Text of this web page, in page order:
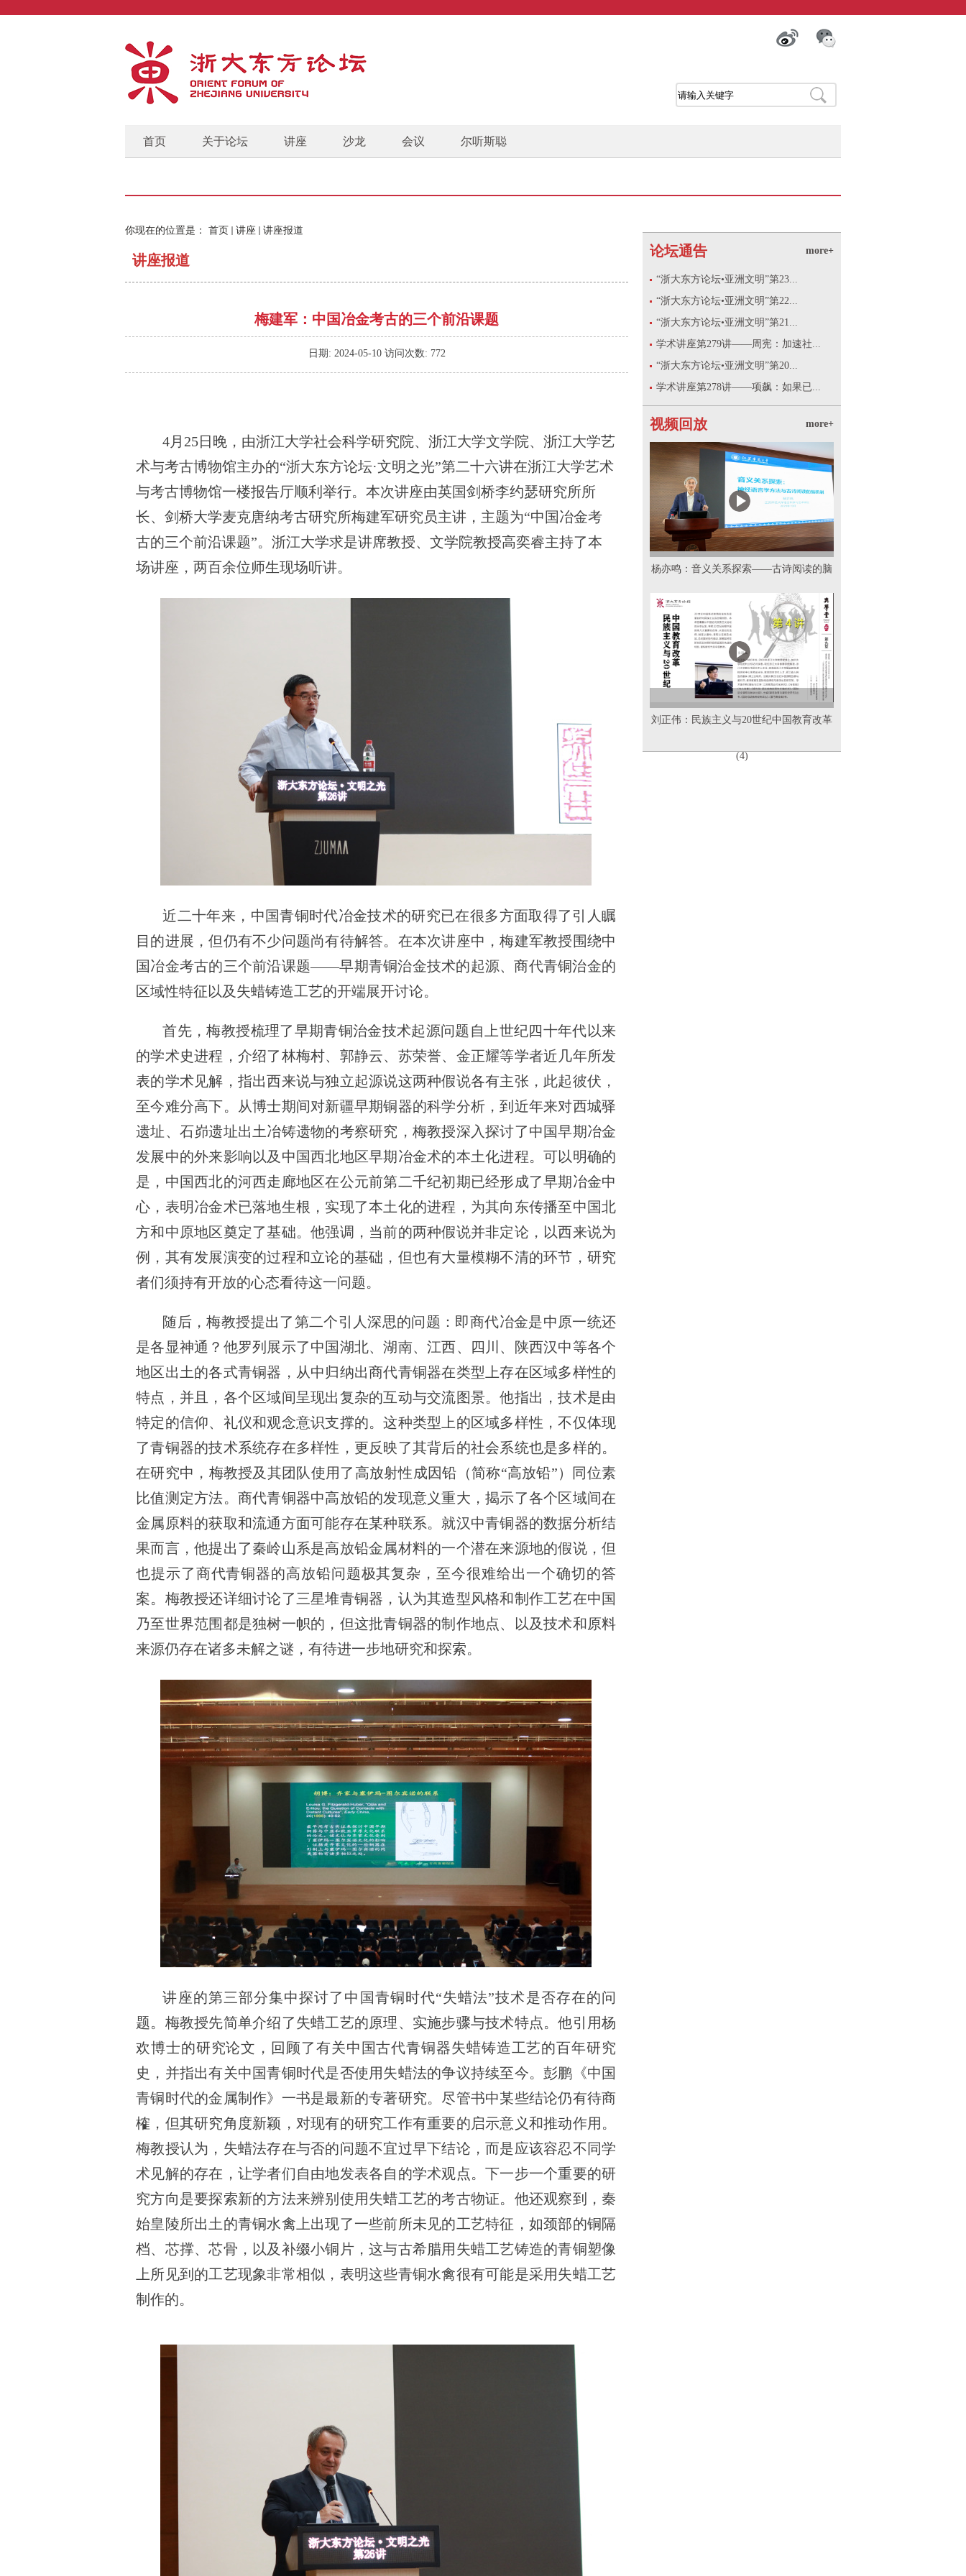
首页 关于论坛 讲座 沙龙 会议 尔听斯聪
你现在的位置是： 首页 讲座 讲座报道
讲座报道
梅建军：中国冶金考古的三个前沿课题
日期: 2024-05-10 访问次数: 772
4月 25日晚，由浙江大学社会科学研究院、浙江大学文学院、浙江大学艺
术与考古博物馆主办的“浙大东方论坛·文明之光”第二十六讲在浙江大学艺术
与考古博物馆一楼报告厅顺利举行。本次讲座由英国剑桥李约瑟研究所所
长、剑桥大学麦克唐纳考古研究所梅建军研究员主讲，主题为“中国冶金考
古的三个前沿课题”。浙江大学求是讲席教授、文学院教授高奕睿主持了本
场讲座，两百余位师生现场听讲。
近二十年来，中国青铜时代冶金技术的研究已在很多方面取得了引人瞩
目的进展，但仍有不少问题尚有待解答。在本次讲座中，梅建军教授围绕中
国冶金考古的三个前沿课题——早期青铜治金技术的起源、商代青铜治金的
区域性特征以及失蜡铸造工艺的开端展开讨论。
首先，梅教授梳理了早期青铜治金技术起源问题自上世纪四十年代以来
的学术史进程，介绍了林梅村、郭静云、苏荣誉、金正耀等学者近几年所发
表的学术见解，指出西来说与独立起源说这两种假说各有主张，此起彼伏，
至今难分高下。从博士期间对新疆早期铜器的科学分析，到近年来对西城驿
遗址、石峁遗址出土冶铸遗物的考察研究，梅教授深入探讨了中国早期冶金
发展中的外来影响以及中国西北地区早期冶金术的本土化进程。可以明确的
是，中国西北的河西走廊地区在公元前第二千纪初期已经形成了早期冶金中
心，表明冶金术已落地生根，实现了本土化的进程，为其向东传播至中国北
方和中原地区奠定了基础。他强调，当前的两种假说并非定论，以西来说为
例，其有发展演变的过程和立论的基础，但也有大量模糊不清的环节，研究
者们须持有开放的心态看待这一问题。
随后，梅教授提出了第二个引人深思的问题：即商代冶金是中原一统还
是各显神通？他罗列展示了中国湖北、湖南、江西、四川、陕西汉中等各个
地区出土的各式青铜器，从中归纳出商代青铜器在类型上存在区域多样性的
特点，并且，各个区域间呈现出复杂的互动与交流图景。他指出，技术是由
特定的信仰、礼仪和观念意识支撑的。这种类型上的区域多样性，不仅体现
了青铜器的技术系统存在多样性，更反映了其背后的社会系统也是多样的。
在研究中，梅教授及其团队使用了高放射性成因铅（简称“高放铅”）同位素
比值测定方法。商代青铜器中高放铅的发现意义重大，揭示了各个区域间在
金属原料的获取和流通方面可能存在某种联系。就汉中青铜器的数据分析结
果而言，他提出了秦岭山系是高放铅金属材料的一个潜在来源地的假说，但
也提示了商代青铜器的高放铅问题极其复杂，至今很难给出一个确切的答
案。梅教授还详细讨论了三星堆青铜器，认为其造型风格和制作工艺在中国
乃至世界范围都是独树一帜的，但这批青铜器的制作地点、以及技术和原料
来源仍存在诸多未解之谜，有待进一步地研究和探索。
讲座的第三部分集中探讨了中国青铜时代“失蜡法”技术是否存在的问
题。梅教授先简单介绍了失蜡工艺的原理、实施步骤与技术特点。他引用杨
欢博士的研究论文，回顾了有关中国古代青铜器失蜡铸造工艺的百年研究
史，并指出有关中国青铜时代是否使用失蜡法的争议持续至今。彭鹏《中国
青铜时代的金属制作》一书是最新的专著研究。尽管书中某些结论仍有待商
榷，但其研究角度新颖，对现有的研究工作有重要的启示意义和推动作用。
梅教授认为，失蜡法存在与否的问题不宜过早下结论，而是应该容忍不同学
术见解的存在，让学者们自由地发表各自的学术观点。下一步一个重要的研
究方向是要探索新的方法来辨别使用失蜡工艺的考古物证。他还观察到，秦
始皇陵所出土的青铜水禽上出现了一些前所未见的工艺特征，如颈部的铜隔
档、芯撑、芯骨，以及补缀小铜片，这与古希腊用失蜡工艺铸造的青铜塑像
上所见到的工艺现象非常相似，表明这些青铜水禽很有可能是采用失蜡工艺
制作的。
论坛通告 more+
“浙大东方论坛•亚洲文明”第23...
“浙大东方论坛•亚洲文明”第22...
“浙大东方论坛•亚洲文明”第21...
学术讲座第279讲——周宪：加速社...
“浙大东方论坛•亚洲文明”第20...
学术讲座第278讲——项飙：如果已...
视频回放 more+
杨亦鸣：音义关系探索——古诗阅读的脑
机制
刘正伟：民族主义与20世纪中国教育改革
(4)